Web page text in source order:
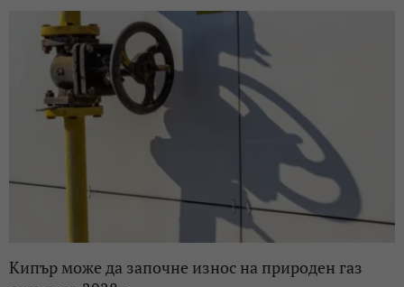
Кипър може да започне износ на природен газ